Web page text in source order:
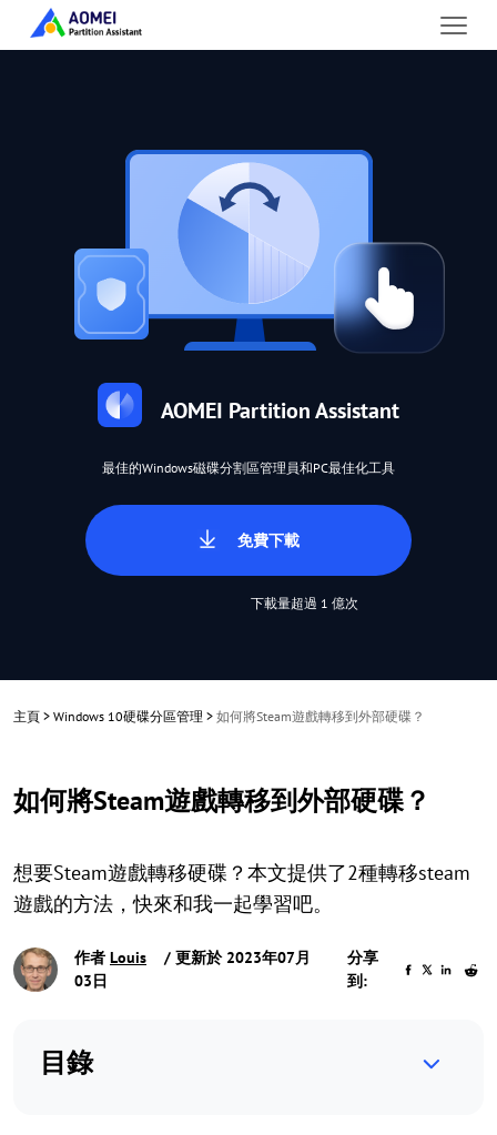
AOMEI Partition Assistant
最佳的Windows磁碟分割區管理員和PC最佳化工具
免費下載
下載量超過 1 億次
主頁 > Windows 10硬碟分區管理 > 如何將Steam遊戲轉移到外部硬碟？
如何將Steam遊戲轉移到外部硬碟？
想要Steam遊戲轉移硬碟？本文提供了2種轉移steam
遊戲的方法，快來和我一起學習吧。
作者 Louis
/ 更新於 2023年07月
03日
分享
到:
目錄